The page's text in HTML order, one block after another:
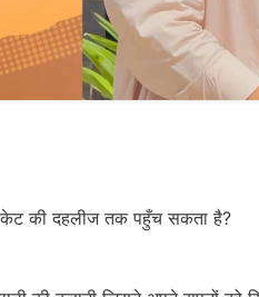
की दहलीज तक पहुँच सकता है?